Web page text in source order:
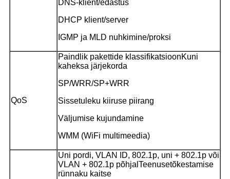
DNS-klient/edastus
DHCP klient/server
IGMP ja MLD nuhkimine/proksi
QoS
Paindlik pakettide klassifikatsioonKuni
kaheksa järjekorda
SP/WRR/SP+WRR
Sissetuleku kiiruse piirang
Väljumise kujundamine
WMM (WiFi multimeedia)
Uni pordi, VLAN ID, 802.1p, uni + 802.1p või
VLAN + 802.1p põhjal Teenusetõkestamise
rünnaku kaitse